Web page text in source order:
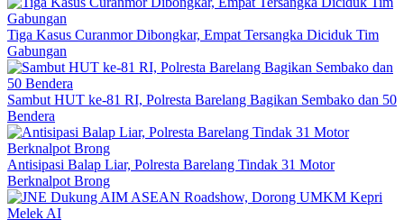
Tiga Kasus Curanmor Dibongkar, Empat Tersangka Diciduk Tim
Gabungan
Sambut HUT ke-81 RI, Polresta Barelang Bagikan Sembako dan 50
Bendera
Antisipasi Balap Liar, Polresta Barelang Tindak 31 Motor
Berknalpot Brong